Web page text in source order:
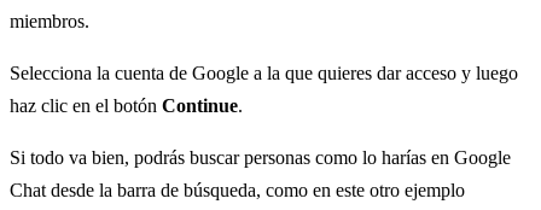
miembros.
Selecciona la cuenta de Google a la que quieres dar acceso y luego
haz clic en el botón Continue.
Si todo va bien, podrás buscar personas como lo harías en Google
Chat desde la barra de búsqueda, como en este otro ejemplo